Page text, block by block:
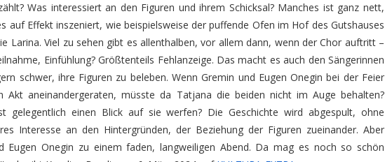
Was interessiert an den Figuren und ihrem Schicksal? Manches ist ganz nett,
auf Effekt inszeniert, wie beispielsweise der puffende Ofen im Hof des Gutshauses
Larina. Viel zu sehen gibt es allenthalben, vor allem dann, wenn der Chor auftritt –
Einfühlung? Größtenteils Fehlanzeige. Das macht es auch den Sängerinnen
schwer, ihre Figuren zu beleben. Wenn Gremin und Eugen Onegin bei der Feier
Akt aneinandergeraten, müsste da Tatjana die beiden nicht im Auge behalten?
gelegentlich einen Blick auf sie werfen? Die Geschichte wird abgespult, ohne
Interesse an den Hintergründen, der Beziehung der Figuren zueinander. Aber
Eugen Onegin zu einem faden, langweiligen Abend. Da mag es noch so schön